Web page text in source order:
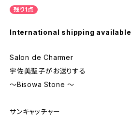
残り1点
International shipping available
Salon de Charmer
宇佐美聖子がお送りする
〜Bisowa Stone 〜
サンキャッチャー